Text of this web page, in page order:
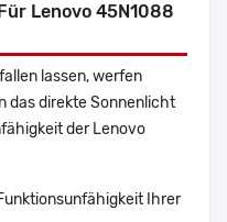
Lenovo 45N1088
lassen, werfen
das direkte Sonnenlicht
der Lenovo
Ihrer